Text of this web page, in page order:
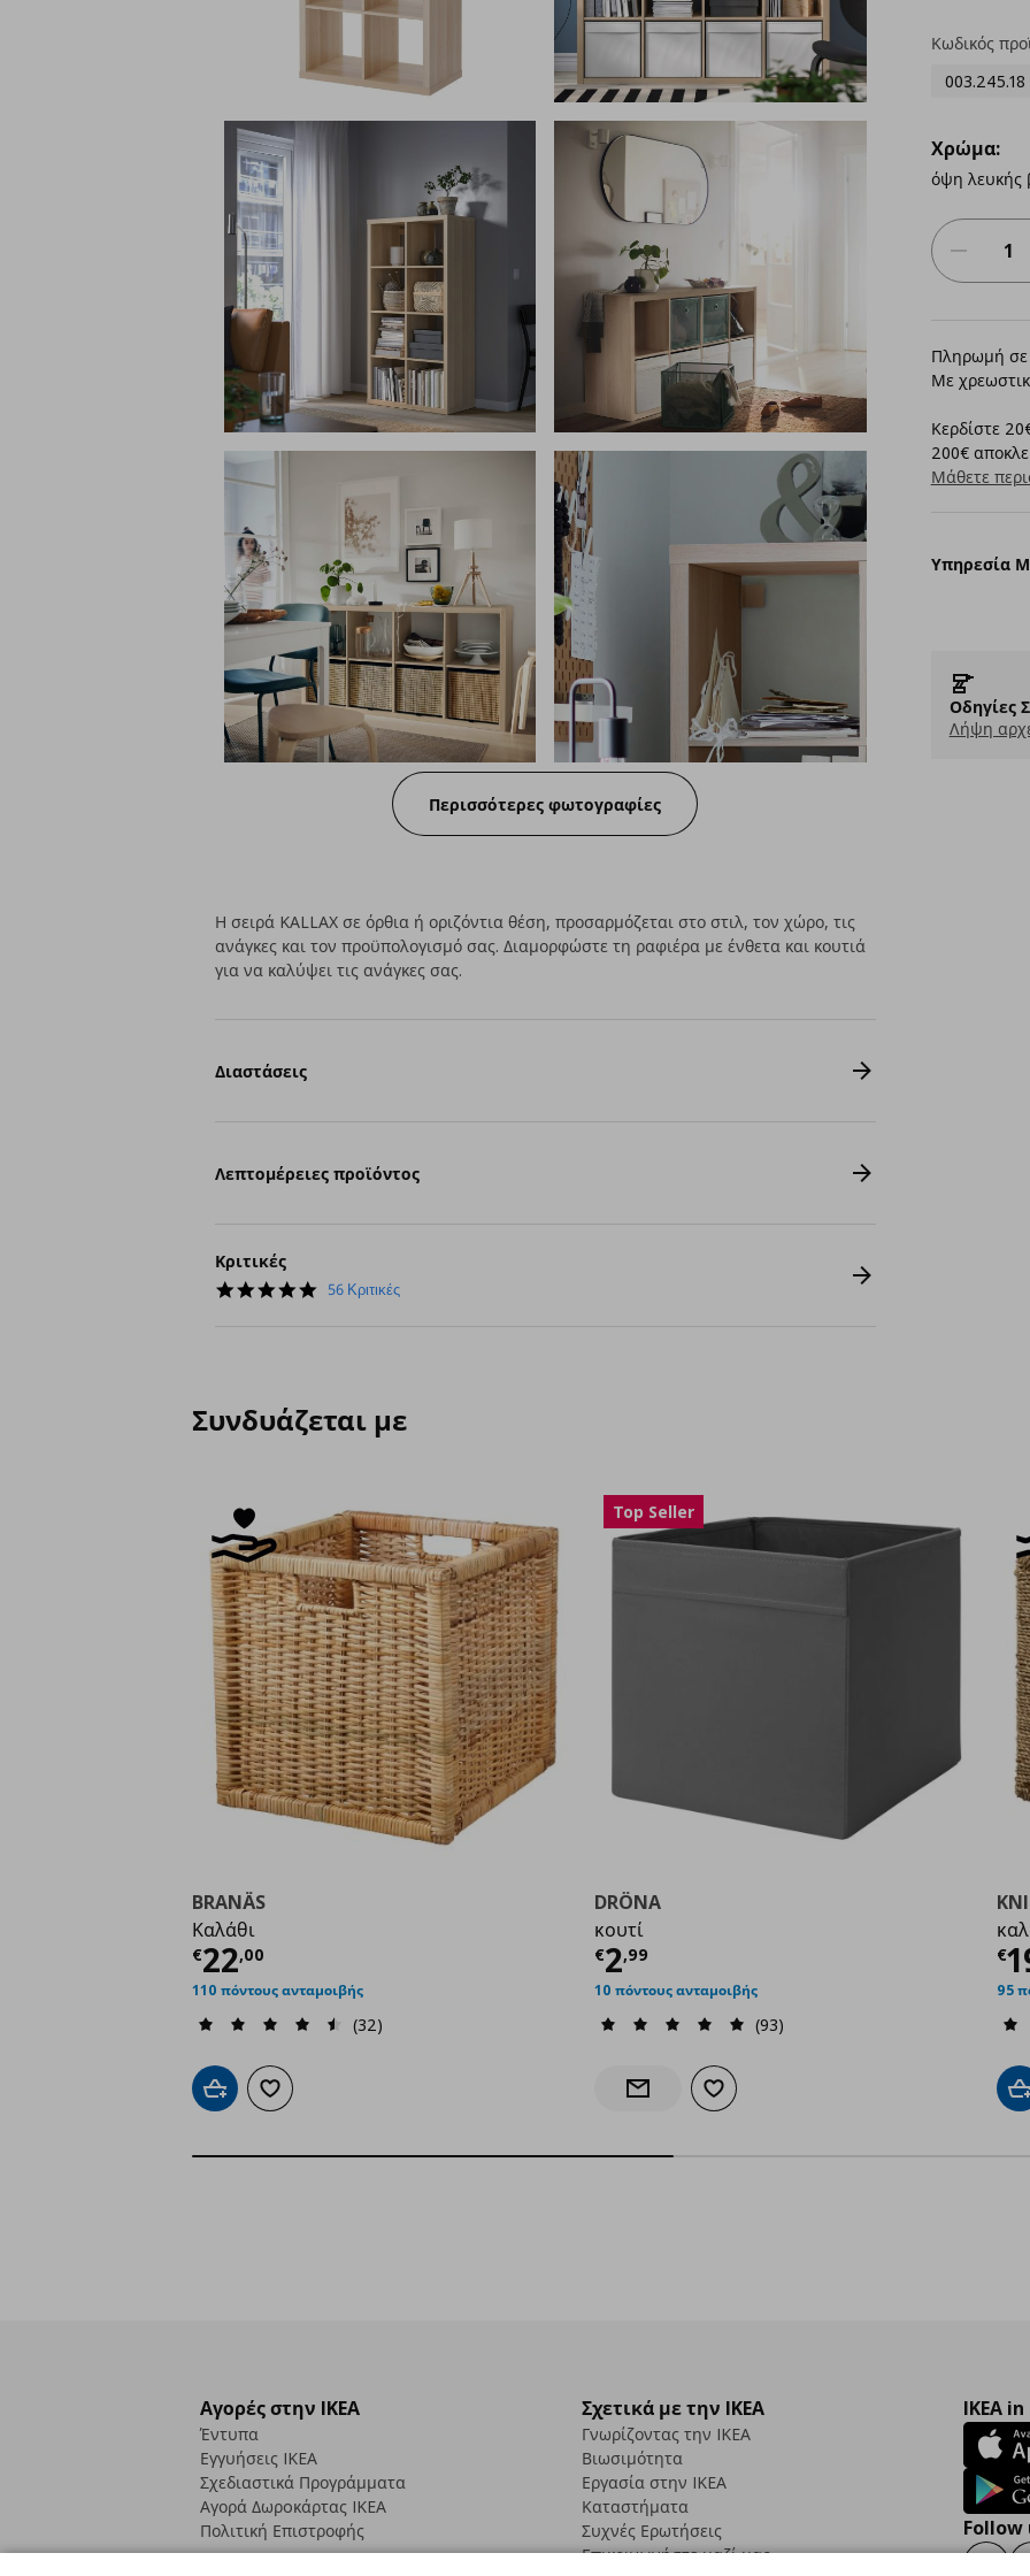
Περισσότερες φωτογραφίες
Κωδικός
003.245.18
Χρώμα:
όψη λευκής
Πληρωμή σε
Με
Κερδίστε
200€
Μάθετε
Υπηρεσία
Οδηγίες
Λήψη
Η σειρά KALLAX σε όρθια ή οριζόντια θέση, προσαρμόζεται στο στιλ, τον χώρο, τις
ανάγκες και τον προϋπολογισμό σας. Διαμορφώστε τη ραφιέρα με ένθετα και κουτιά
για να καλύψει τις ανάγκες σας.
Διαστάσεις
Λεπτομέρειες προϊόντος
Κριτικές
4.8
56 Κριτικές
Συνδυάζεται με
BRANÄS
Καλάθι
€22,00
Τρέχουσα τιμή
110 πόντους ανταμοιβής
(32)
Προσθήκη στο καλάθι
Προσθήκη στα αγαπημένα
Top Seller
DRÖNA
κουτί
€2,99
Τρέχουσα τιμή
10 πόντους ανταμοιβής
(93)
Ενημέρωση διαθεσιμότητας
Προσθήκη στα αγαπημένα
€
95
Αγορές στην IKEA
Έντυπα
Εγγυήσεις IKEA
Σχεδιαστικά Προγράμματα
Αγορά Δωρoκάρτας IKEA
Πολιτική Επιστροφής
Σχετικά με την IKEA
Γνωρίζοντας την IKEA
Βιωσιμότητα
Εργασία στην IKEA
Καταστήματα
Συχνές Ερωτήσεις
Επικοινωνήστε μαζί μας
IKEA
Follow